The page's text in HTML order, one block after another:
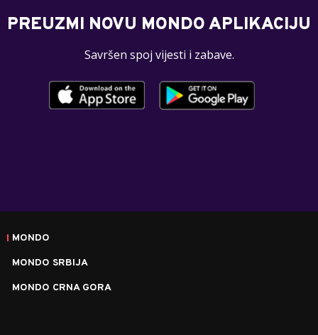
PREUZMI NOVU MONDO APLIKACIJU
Savršen spoj vijesti i zabave.
MONDO
MONDO SRBIJA
MONDO CRNA GORA